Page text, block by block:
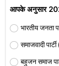
आपके अनुसार
भारतीय जनता
समाजवादी
बहुजन समाज